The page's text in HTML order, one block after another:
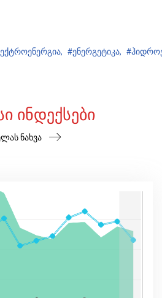
#ენერგეტიკა,
ᲘᲜᲓᲔᲥᲡᲔᲑᲘ
ნახვა